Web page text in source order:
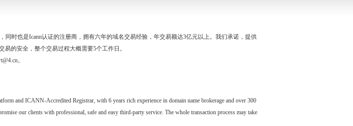
同时也是Icann认证的注册商，拥有六年的域名交易经验，年交易额达3亿元以上。我们承诺，提供
的安全，整个交易过程大概需要5个工作日。
。
and ICANN-Accredited Registrar, with 6 years rich experience in domain name brokerage and over 300
our clients with professional, safe and easy third-party service. The whole transaction process may take